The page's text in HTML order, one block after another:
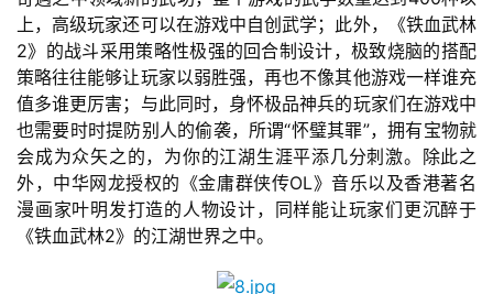
茶
奖
7
月
3
上，高级玩家还可以在游戏中自创武学；此外，《铁血武林
2》的战斗采用策略性极强的回合制设计，极致烧脑的搭配
策略往往能够让玩家以弱胜强，再也不像其他游戏一样谁充
值多谁更厉害；与此同时，身怀极品神兵的玩家们在游戏中
也需要时时提防别人的偷袭，所谓“怀璧其罪”，拥有宝物就
会成为众矢之的，为你的江湖生涯平添几分刺激。除此之
外，中华网龙授权的《金庸群侠传OL》音乐以及香港著名
漫画家叶明发打造的人物设计，同样能让玩家们更沉醉于
《铁血武林2》的江湖世界之中。